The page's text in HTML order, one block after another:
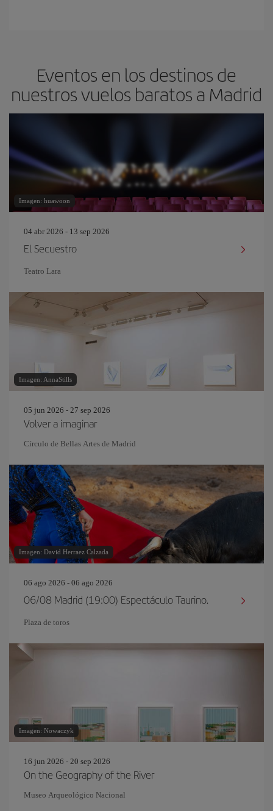
Eventos en los destinos de
nuestros vuelos baratos a Madrid
Imagen: huawoon
04 abr 2026 - 13 sep 2026
El Secuestro
Teatro Lara
Imagen: AnnaStills
05 jun 2026 - 27 sep 2026
Volver a imaginar
Círculo de Bellas Artes de Madrid
Imagen: David Herraez Calzada
06 ago 2026 - 06 ago 2026
06/08 Madrid (19:00) Espectáculo Taurino.
Plaza de toros
Imagen: Nowaczyk
16 jun 2026 - 20 sep 2026
On the Geography of the River
Museo Arqueológico Nacional